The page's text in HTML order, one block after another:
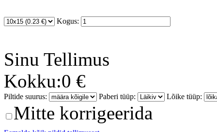
Kogus:
Sinu Tellimus
Kokku:0 €
Piltide suurus: Paberi tüüp: Lõike tüüp:
Mitte korrigeerida